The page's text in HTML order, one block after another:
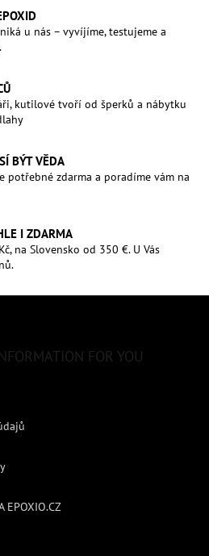
u nás – vyvíjíme, testujeme a
kutilové tvoří od šperků a nábytku
BÝT VĚDA
potřebné zdarma a poradíme vám na
I ZDARMA
na Slovensko od 350 €. U Vás
FOR YOU
EPOXIO.CZ